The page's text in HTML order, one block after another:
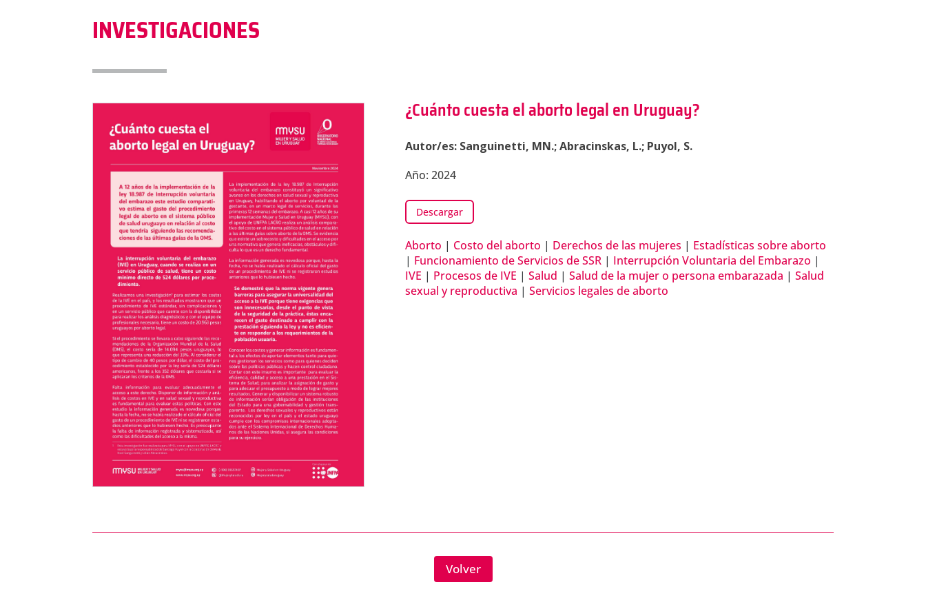
INVESTIGACIONES
¿Cuánto cuesta el aborto legal en Uruguay?
Autor/es: Sanguinetti, MN.; Abracinskas, L.; Puyol, S.
Año: 2024
Descargar
Aborto | Costo del aborto | Derechos de las mujeres | Estadísticas sobre aborto
| Funcionamiento de Servicios de SSR | Interrupción Voluntaria del Embarazo |
IVE | Procesos de IVE |Salud |Salud de la mujer o persona embarazada |Salud
sexual y reproductiva |Servicios legales de aborto
Volver